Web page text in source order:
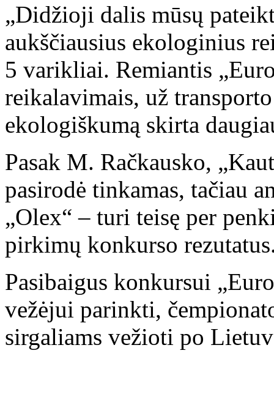
„Didžioji dalis mūsų
aukščiausius ekologinius
5 varikliai. Remiantis
reikalavimais, už
ekologiškumą skirta
Pasak M. Račkausko,
pasirodė tinkamas, tačiau
„Olex“ – turi teisę per
pirkimų konkurso
Pasibaigus konkursui
vežėjui parinkti,
sirgaliams vežioti po